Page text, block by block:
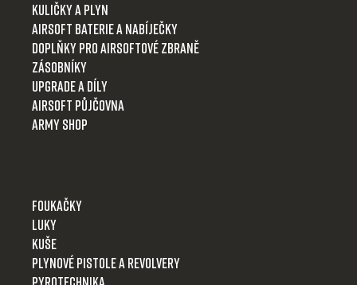
Kuličky a plyn
Airsoft baterie a nabíječky
Doplňky pro airsoftové zbraně
Zásobníky
Upgrade a díly
Airsoft půjčovna
Army shop
Foukačky
Luky
Kuše
Plynové pistole a revolvery